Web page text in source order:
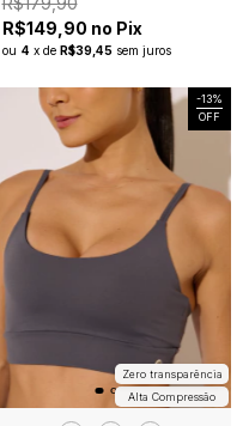
R$149,90 no Pix
ou 4 x de R$39,45 sem juros
-13%
OFF
Alta Compressão
Zero transparência